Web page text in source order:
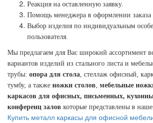
Реакция на оставленную заявку.
Помощь менеджера в оформлении
Выбор изделия по индивидуальным
пользователя.
Мы предлагаем для Вас широкий ассортимент
вариантов изделий из стального листа и
трубы: опора для стола, стеллаж офисный,
тумбу, а также ножки столов, мебельные
каркасов для офисных, письменных,
конференц залов которые представлены в
Купить металл каркасы для офисной